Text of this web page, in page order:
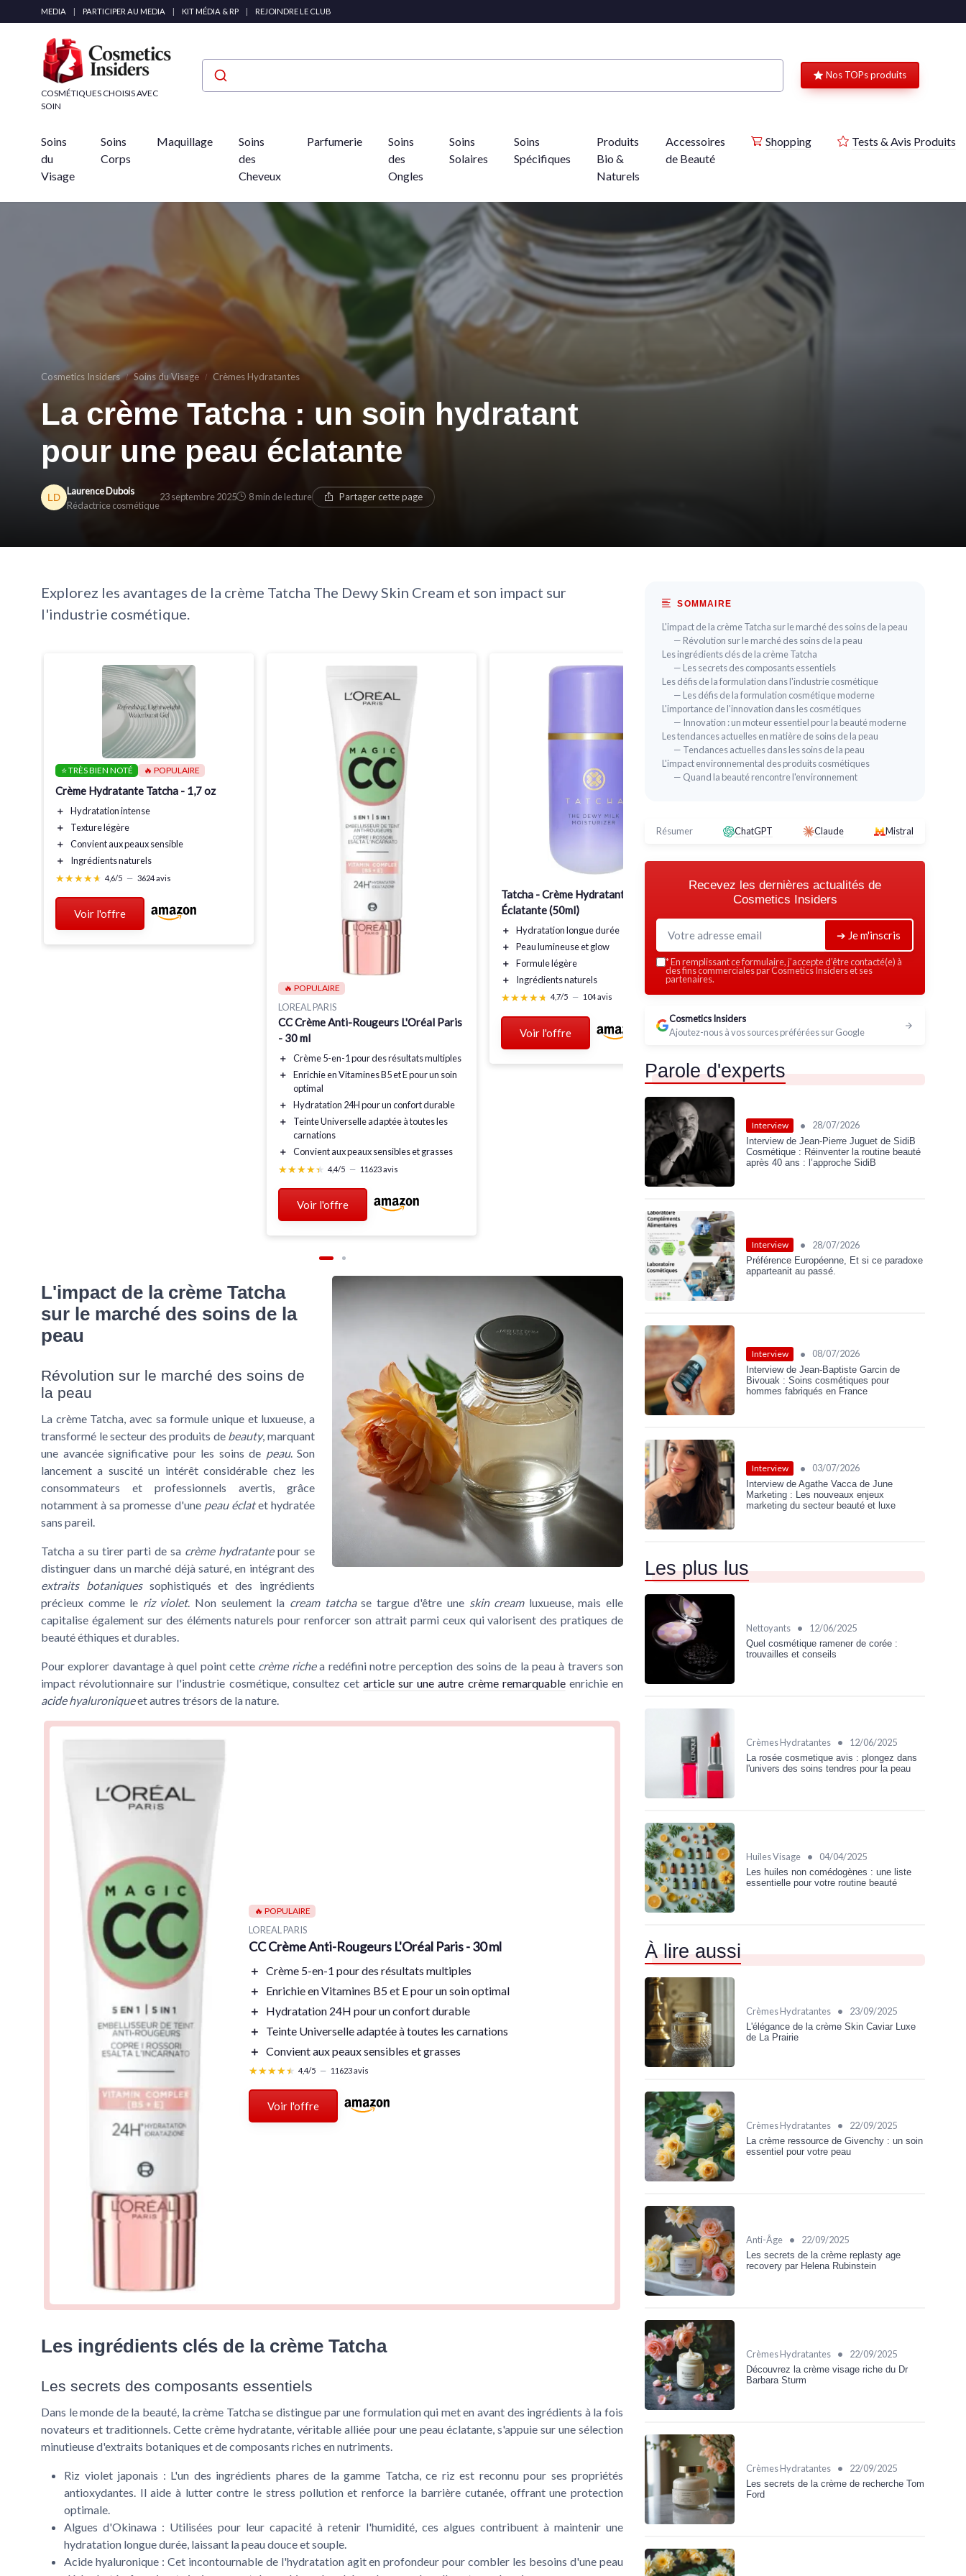
MEDIA | PARTICIPER AU MEDIA | KIT MÉDIA & RP | REJOINDRE LE CLUB
COSMÉTIQUES CHOISIS AVEC
SOIN
Nos TOPs produits
Soins
du
Visage
Soins
Corps
Maquillage
Soins
des
Cheveux
Parfumerie
Soins
des
Ongles
Soins
Solaires
Soins
Spécifiques
Produits
Bio &
Naturels
Accessoires
de Beauté
Shopping Tests & Avis Produits
Cosmetics Insiders Soins du Visage Crèmes Hydratantes
La crème Tatcha : un soin hydratant
pour une peau éclatante
Laurence Dubois
Rédactrice cosmétique
23 septembre 2025 8 min de lecture Partager cette page
Explorez les avantages de la crème Tatcha The Dewy Skin Cream et son impact sur
l'industrie cosmétique.
⭐ TRÈS BIEN NOTÉ 🔥 POPULAIRE
Crème Hydratante Tatcha - 1,7 oz
＋ Hydratationintense
＋
Texturelégère
＋
Convient aux peauxsensible
＋
Ingrédientsnaturels
★★★★★
★★★★★ 4,6/5 — 3624 avis
Voir l'offre
🔥 POPULAIRE
LOREAL PARIS
CC Crème Anti-Rougeurs L'Oréal Paris
- 30 ml
＋ Crème 5-en-1pour des résultats multiples
＋
Enrichie en Vitamines B5 et Epour un soin
optimal
＋
Hydratation 24Hpour un confort durable
＋
Teinte Universelleadaptée à toutes les
carnations
＋
Convient aux peaux sensibles et grasses
★★★★★
★★★★★ 4,4/5 — 11623 avis
Voir l'offre
Tatcha - Crème Hydratante Lait
Éclatante (50ml)
＋ Hydratationlongue durée
＋
Peaulumineuseetglow
＋
Formulelégère
＋
Ingrédientsnaturels
★★★★★
★★★★★ 4,7/5 — 104 avis
Voir l'offre
⭐ TRÈS BIEN NOTÉ 🔥 POPULAIRE
＋ Texture
＋ Ingrédientsnaturels
★★★★★
★★★★★
L'impact de la crème Tatcha
sur le marché des soins de la
peau
Révolution sur le marché des soins de
la peau
La crème Tatcha, avec sa formule unique et luxueuse, a
transformé le secteur des produits de beauty, marquant
une avancée significative pour les soins de peau. Son
lancement a suscité un intérêt considérable chez les
consommateurs et professionnels avertis, grâce
notamment à sa promesse d'une peau éclatet hydratée
sans pareil.
Tatcha a su tirer parti de sa crème hydratantepour se
distinguer dans un marché déjà saturé, en intégrant des
extraits botaniquessophistiqués et des ingrédients
précieux comme le riz violet. Non seulement la cream tatchase targue d'être une skin creamluxueuse, mais elle
capitalise également sur des éléments naturels pour renforcer son attrait parmi ceux qui valorisent des pratiques de
beauté éthiques et durables.
Pour explorer davantage à quel point cette crème richea redéfini notre perception des soins de la peau à travers son
impact révolutionnaire sur l'industrie cosmétique, consultez cet article sur une autre crème remarquableenrichie en
acide hyaluroniqueet autres trésors de la nature.
🔥 POPULAIRE
LOREAL PARIS
CC Crème Anti-Rougeurs L'Oréal Paris - 30 ml
＋ Crème 5-en-1 pour des résultats multiples
＋
Enrichie en Vitamines B5 et Epour un soin optimal
＋
Hydratation 24H pour un confort durable
＋
Teinte Universelleadaptée à toutes les carnations
＋ Convient aux peaux sensibles et grasses
★★★★★
★★★★★ 4,4/5 — 11623 avis
Voir l'offre
Les ingrédients clés de la crème Tatcha
Les secrets des composants essentiels
Dans le monde de la beauté, la crème Tatcha se distingue par une formulation qui met en avant des ingrédients à la fois
novateurs et traditionnels. Cette crème hydratante, véritable alliée pour une peau éclatante, s'appuie sur une sélection
minutieuse d'extraits botaniques et de composants riches en nutriments.
Riz violet japonais : L'un des ingrédients phares de la gamme Tatcha, ce riz est reconnu pour ses propriétés
antioxydantes. Il aide à lutter contre le stress pollution et renforce la barrière cutanée, offrant une protection
optimale.
Algues d'Okinawa : Utilisées pour leur capacité à retenir l'humidité, ces algues contribuent à maintenir une
hydratation longue durée, laissant la peau douce et souple.
Acide hyaluronique: Cet incontournable de l'hydratation agit en profondeur pour combler les besoins d'une peau
SOMMAIRE
L'impact de la crème Tatcha sur le marché des soins de la peau
— Révolution sur le marché des soins de la peau
Les ingrédients clés de la crème Tatcha
— Les secrets des composants essentiels
Les défis de la formulation dans l'industrie cosmétique
— Les défis de la formulation cosmétique moderne
L'importance de l'innovation dans les cosmétiques
— Innovation : un moteur essentiel pour la beauté moderne
Les tendances actuelles en matière de soins de la peau
— Tendances actuelles dans les soins de la peau
L'impact environnemental des produits cosmétiques
— Quand la beauté rencontre l'environnement
Résumer ChatGPT Claude Mistral
Recevez les dernières actualités de
Cosmetics Insiders
➔ Je m'inscris
*En remplissant ce formulaire, j’accepte d’être contacté(e) à
des fins commerciales par Cosmetics Insiders et ses
partenaires.
Cosmetics Insiders
Ajoutez-nous à vos sources préférées sur Google
Parole d'experts
Interview • 28/07/2026
Interview de Jean-Pierre Juguet de SidiB
Cosmétique : Réinventer la routine beauté
après 40 ans : l’approche SidiB
Interview • 28/07/2026
Préférence Européenne, Et si ce paradoxe
apparteanit au passé.
Interview • 08/07/2026
Interview de Jean-Baptiste Garcin de
Bivouak : Soins cosmétiques pour
hommes fabriqués en France
Interview • 03/07/2026
Interview de Agathe Vacca de June
Marketing : Les nouveaux enjeux
marketing du secteur beauté et luxe
Les plus lus
Nettoyants • 12/06/2025
Quel cosmétique ramener de corée :
trouvailles et conseils
Crèmes Hydratantes • 12/06/2025
La rosée cosmetique avis : plongez dans
l'univers des soins tendres pour la peau
Huiles Visage • 04/04/2025
Les huiles non comédogènes : une liste
essentielle pour votre routine beauté
À lire aussi
Crèmes Hydratantes • 23/09/2025
L'élégance de la crème Skin Caviar Luxe
de La Prairie
Crèmes Hydratantes • 22/09/2025
La crème ressource de Givenchy : un soin
essentiel pour votre peau
Anti-Âge • 22/09/2025
Les secrets de la crème replasty age
recovery par Helena Rubinstein
Crèmes Hydratantes • 22/09/2025
Découvrez la crème visage riche du Dr
Barbara Sturm
Crèmes Hydratantes • 22/09/2025
Les secrets de la crème de recherche Tom
Ford
Panneau de gestion des cookies